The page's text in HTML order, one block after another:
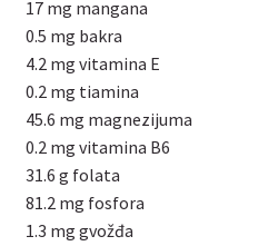
17 mg mangana
0.5 mg bakra
4.2 mg vitamina E
0.2 mg tiamina
45.6 mg magnezijuma
0.2 mg vitamina B6
31.6 g folata
81.2 mg fosfora
1.3 mg gvožđa